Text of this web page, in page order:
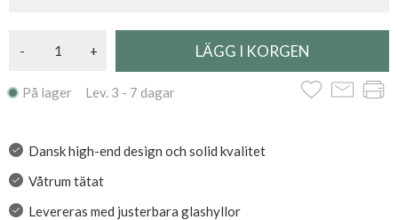
- +
På lager Lev. 3 - 7 dagar
Dansk high-end design och solid kvalitet
Våtrum tätat
Levereras med justerbara glashyllor